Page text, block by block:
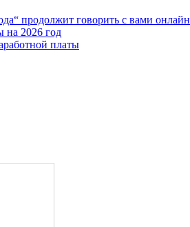
продолжит говорить с вами онлайн
на 2026 год
платы